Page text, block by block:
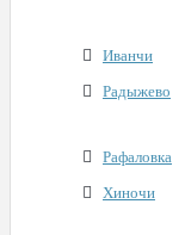
Иванчи
Радыжево
Рафаловка
Хиночи